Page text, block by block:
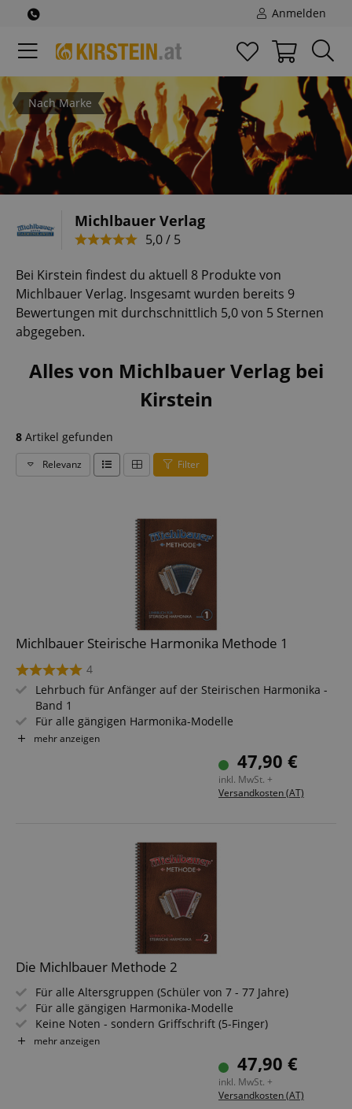
Anmelden
Nach Marke
Michlbauer Verlag
5,0 / 5
Bei Kirstein findest du aktuell 8 Produkte von
Michlbauer Verlag. Insgesamt wurden bereits 9
Bewertungen mit durchschnittlich 5,0 von 5 Sternen
abgegeben.
Alles von Michlbauer Verlag bei
Kirstein
8 Artikel gefunden
Relevanz Filter
Michlbauer Steirische Harmonika Methode 1
4
Lehrbuch für Anfänger auf der Steirischen Harmonika -
Band 1
Für alle gängigen Harmonika-Modelle
Schwierigkeit: Einfach
Inkl. Zugang zu Online-Audiomaterial
mehr anzeigen
47,90 €
inkl. MwSt. +
Versandkosten (AT)
Die Michlbauer Methode 2
Für alle Altersgruppen (Schüler von 7 - 77 Jahre)
Für alle gängigen Harmonika-Modelle
Keine Noten - sondern Griffschrift (5-Finger)
Methodischer Aufbau (Schritt-für-Schritt-Anleitung)
Größte Auswahl an Spielliteratur (von ganz leicht bis
mehr anzeigen
47,90 €
inkl. MwSt. +
Versandkosten (AT)